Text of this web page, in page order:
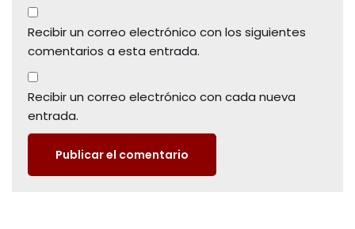
Recibir un correo electrónico con los siguientes
comentarios a esta entrada.
Recibir un correo electrónico con cada nueva
entrada.